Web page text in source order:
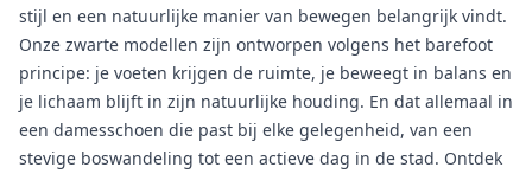
stijl en een natuurlijke manier van bewegen belangrijk vindt.
Onze zwarte modellen zijn ontworpen volgens het barefoot
principe: je voeten krijgen de ruimte, je beweegt in balans en
je lichaam blijft in zijn natuurlijke houding. En dat allemaal in
een damesschoen die past bij elke gelegenheid, van een
stevige boswandeling tot een actieve dag in de stad. Ontdek